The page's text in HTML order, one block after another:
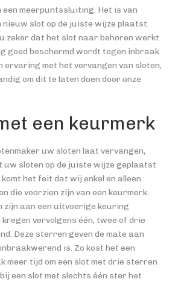
een meerpuntssluiting. Het is van
nieuw slot op de juiste wijze plaatst.
zeker dat het slot naar behoren werkt
goed beschermd wordt tegen inbraak.
ervaring met het vervangen van sloten,
om dit te laten doen door onze
een keurmerk
uw sloten laat vervangen,
uw sloten op de juiste wijze geplaatst
het feit dat wij enkel en alleen
die voorzien zijn van een keurmerk.
zijn aan een uitvoerige keuring
vervolgens één, twee of drie
Deze sterren geven de mate aan
is. Zo kost het een
meer tijd om een slot met drie sterren
een slot met slechts één ster het